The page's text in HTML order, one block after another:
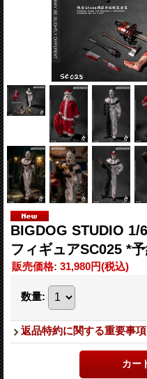
BIGDOG STUDIO 1/
フィギュアSC025 *
販売価格: 31,980円(税込)
数量:
返品特約に関する重要事項